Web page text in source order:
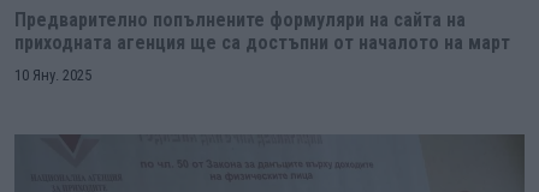
Предварително попълнените формуляри на сайта на
приходната агенция ще са достъпни от началото на март
10 Яну. 2025